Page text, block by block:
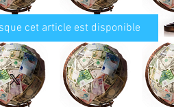
cet article est disponible